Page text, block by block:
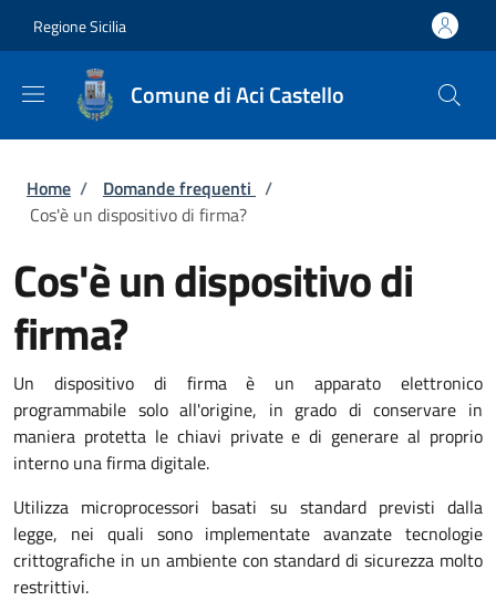
Regione Sicilia
Comune di Aci Castello
Briciole di pane
Home / Domande frequenti /
Cos'è un dispositivo di firma?
Cos'è un dispositivo di
firma?
Un dispositivo di firma è un apparato elettronico
programmabile solo all'origine, in grado di conservare in
maniera protetta le chiavi private e di generare al proprio
interno una firma digitale.
Utilizza microprocessori basati su standard previsti dalla
legge, nei quali sono implementate avanzate tecnologie
crittografiche in un ambiente con standard di sicurezza molto
restrittivi.